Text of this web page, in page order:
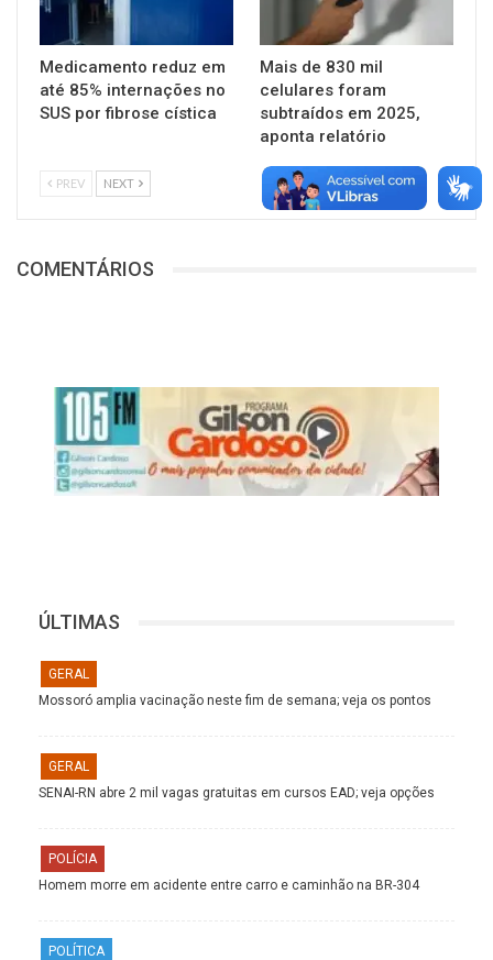
Medicamento reduz em
até 85% internações no
SUS por fibrose cística
Mais de 830 mil
celulares foram
subtraídos em 2025,
aponta relatório
PREV NEXT
COMENTÁRIOS
ÚLTIMAS
GERAL
Mossoró amplia vacinação neste fim de semana; veja os pontos
GERAL
SENAI-RN abre 2 mil vagas gratuitas em cursos EAD; veja opções
POLÍCIA
Homem morre em acidente entre carro e caminhão na BR-304
POLÍTICA